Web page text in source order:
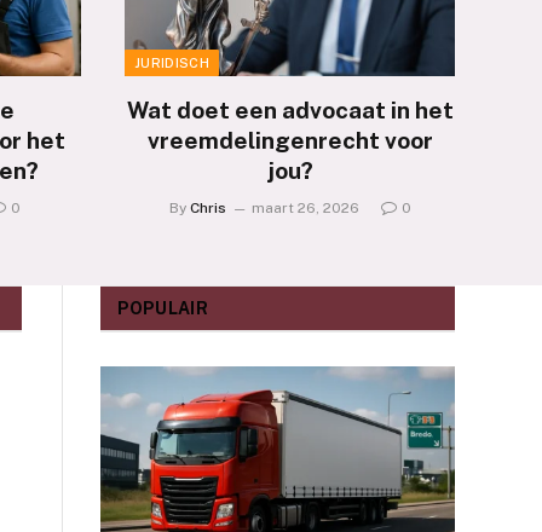
het
0
JURIDISCH
Wat doet een advocaat in het
vreemdelingenrecht voor
jou?
By Chris maart 26, 2026 0
POPULAIR